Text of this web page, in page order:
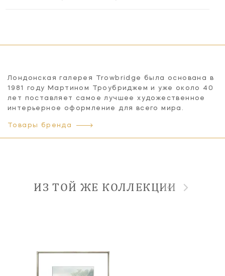
Лондонская галерея Trowbridge была основана в
1981 году Мартином Троубриджем и уже около 40
лет поставляет самое лучшее художественное
интерьерное оформление для всего мира.
Товары бренда
ИЗ ТОЙ ЖЕ КОЛЛЕКЦИИ